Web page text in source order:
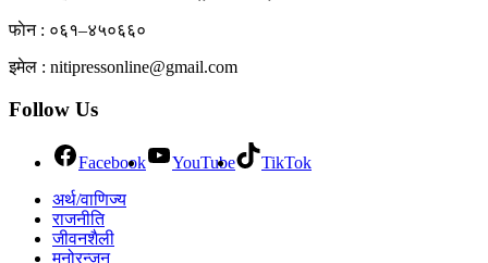
फाेन : ०६१–४५०६६०
इमेल : nitipressonline@gmail.com
Follow Us
Facebook YouTube
TikTok
अर्थ/वाणिज्य
राजनीति
जीवनशैली
मनोरन्जन